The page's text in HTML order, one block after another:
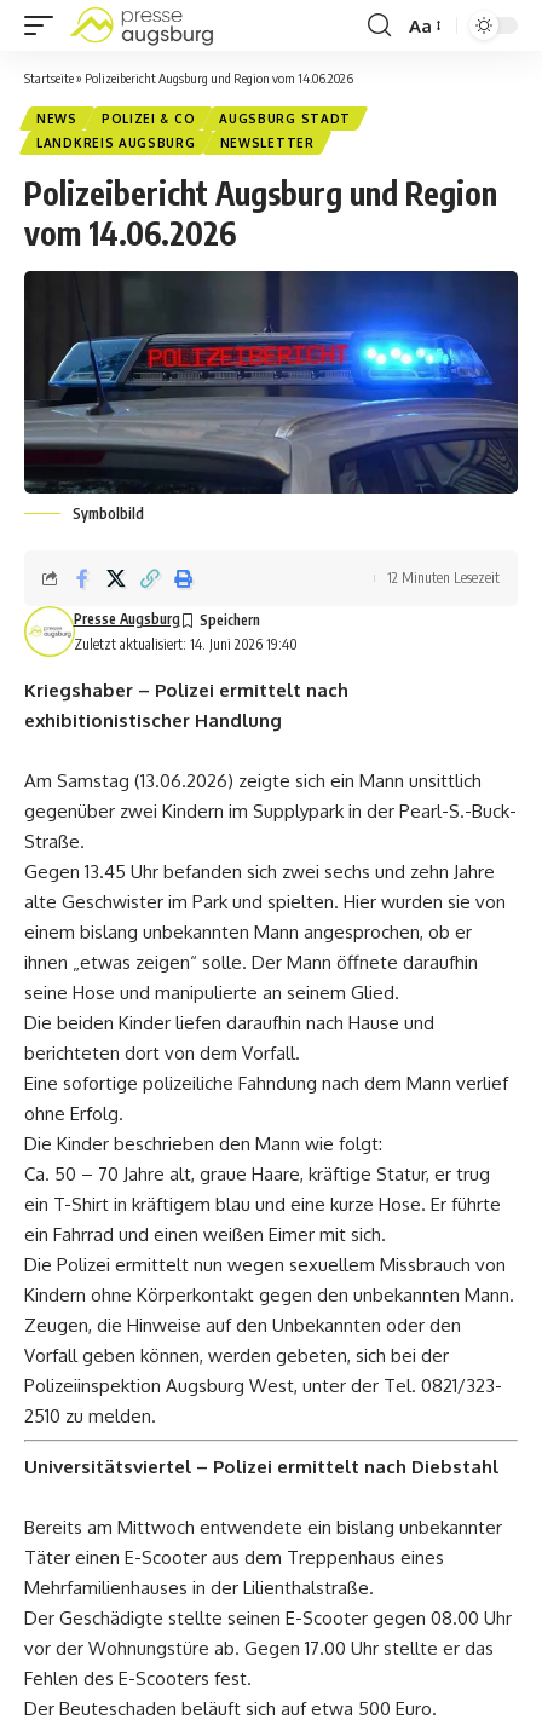
Aa
Startseite» Polizeibericht Augsburg und Region vom 14.06.2026
NEWS POLIZEI & CO
AUGSBURG STADT
LANDKREIS AUGSBURG
NEWSLETTER
Polizeibericht Augsburg und Region
vom 14.06.2026
Symbolbild
Zuletzt aktualisiert: 14. Juni 2026 19:40
Presse Augsburg
12 Minuten Lesezeit
Kriegshaber – Polizei ermittelt nach
exhibitionistischer Handlung
Am Samstag (13.06.2026) zeigte sich ein Mann unsittlich
gegenüber zwei Kindern im Supplypark in der Pearl-S.-Buck-
Straße.
Gegen 13.45 Uhr befanden sich zwei sechs und zehn Jahre
alte Geschwister im Park und spielten. Hier wurden sie von
einem bislang unbekannten Mann angesprochen, ob er
ihnen „etwas zeigen“ solle. Der Mann öffnete daraufhin
seine Hose und manipulierte an seinem Glied.
Die beiden Kinder liefen daraufhin nach Hause und
berichteten dort von dem Vorfall.
Eine sofortige polizeiliche Fahndung nach dem Mann verlief
ohne Erfolg.
Die Kinder beschrieben den Mann wie folgt:
Ca. 50 – 70 Jahre alt, graue Haare, kräftige Statur, er trug
ein T-Shirt in kräftigem blau und eine kurze Hose. Er führte
ein Fahrrad und einen weißen Eimer mit sich.
Die Polizei ermittelt nun wegen sexuellem Missbrauch von
Kindern ohne Körperkontakt gegen den unbekannten Mann.
Zeugen, die Hinweise auf den Unbekannten oder den
Vorfall geben können, werden gebeten, sich bei der
Polizeiinspektion Augsburg West, unter der Tel. 0821/323-
2510 zu melden.
Universitätsviertel – Polizei ermittelt nach Diebstahl
Bereits am Mittwoch entwendete ein bislang unbekannter
Täter einen E-Scooter aus dem Treppenhaus eines
Mehrfamilienhauses in der Lilienthalstraße.
Der Geschädigte stellte seinen E-Scooter gegen 08.00 Uhr
vor der Wohnungstüre ab. Gegen 17.00 Uhr stellte er das
Fehlen des E-Scooters fest.
Der Beuteschaden beläuft sich auf etwa 500 Euro.